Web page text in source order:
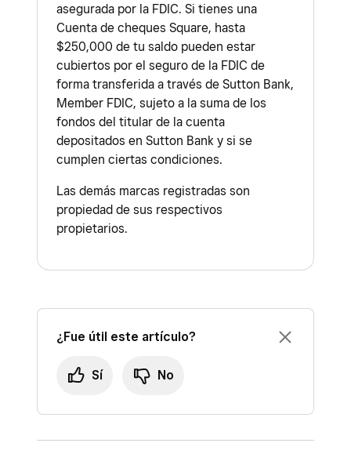
asegurada por la FDIC. Si tienes una
Cuenta de cheques Square, hasta
$250,000 de tu saldo pueden estar
cubiertos por el seguro de la FDIC de
forma transferida a través de Sutton Bank,
Member FDIC, sujeto a la suma de los
fondos del titular de la cuenta
depositados en Sutton Bank y si se
cumplen ciertas condiciones.
Las demás marcas registradas son
propiedad de sus respectivos
propietarios.
¿Fue útil este artículo?
Sí No